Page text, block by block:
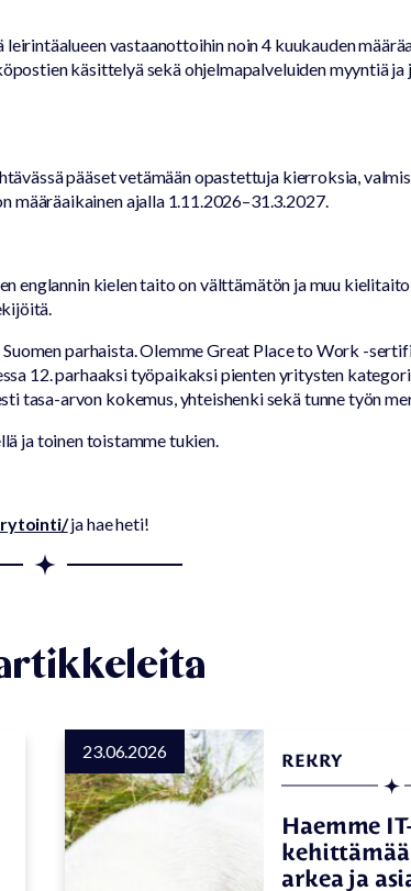
taidekilpailu
Palvelu- ja
vastaanottoihin noin 4 kuukauden
käsittelyä sekä ohjelmapalveluiden myyntiä ja
pääset vetämään opastettuja kierroksia,
määräaikainen ajalla 1.11.2026–31.3.2027.
englannin kielen taito on välttämätön ja muu
parhaista. Olemme Great Place to Work -
12. parhaaksi työpaikaksi pienten yritysten
tasa-arvon kokemus, yhteishenki sekä tunne työn
ja toinen toistamme tukien.
ja hae heti!
23.06.2026 REKRY
Haemme
arkea ja